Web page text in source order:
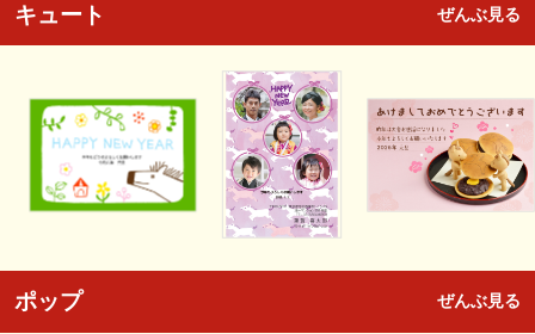
キュート ぜんぶ見る
ポップ ぜんぶ見る